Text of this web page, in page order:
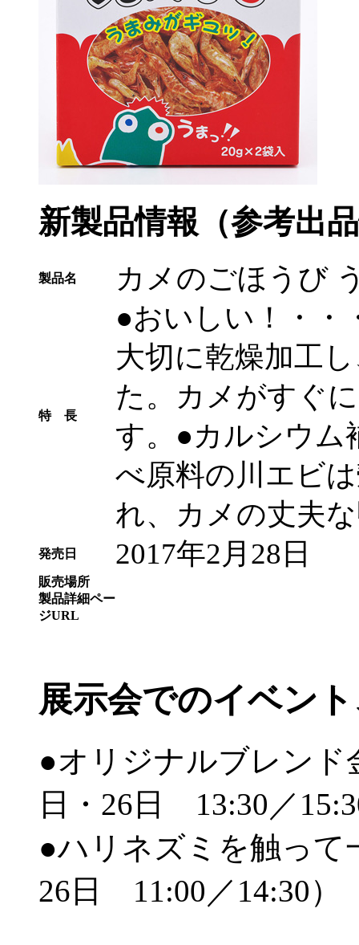
新製品情報（参考出
製品名 カメのごほうび
特 長
●おいしい！・・
大切に乾燥加工
た。カメがすぐ
す。●カルシウム
べ原料の川エビ
れ、カメの丈夫
発売日 2017年2月28日
販売場所
製品詳細ペー
ジURL
展示会でのイベン
●オリジナルブレンド
日・26日 13:30／
●ハリネズミを触って
26日 11:00／14:30）